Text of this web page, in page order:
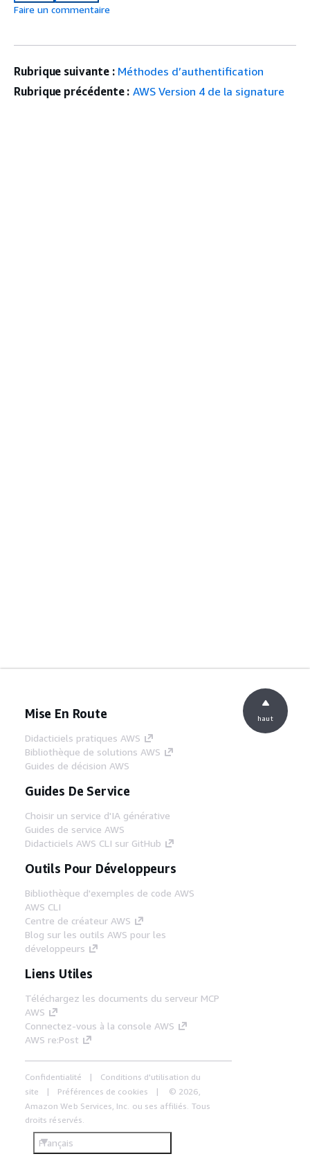
Faire un commentaire
Rubrique suivante : Méthodes d’authentification
Rubrique précédente : AWS Version 4 de la signature
Mise En Route
Didacticiels pratiques AWS
Bibliothèque de solutions AWS
Guides de décision AWS
Guides De Service
Choisir un service d'IA générative
Guides de service AWS
Didacticiels AWS CLI sur GitHub
Outils Pour Développeurs
Bibliothèque d'exemples de code AWS
AWS CLI
Centre de créateur AWS
Blog sur les outils AWS pour les
développeurs
Liens Utiles
Téléchargez les documents du serveur MCP
AWS
Connectez-vous à la console AWS
AWS re:Post
Confidentialité
Conditions d'utilisation du
site
Préférences de cookies
© 2026,
Amazon Web Services, Inc. ou ses affiliés. Tous
droits réservés.
Français
haut